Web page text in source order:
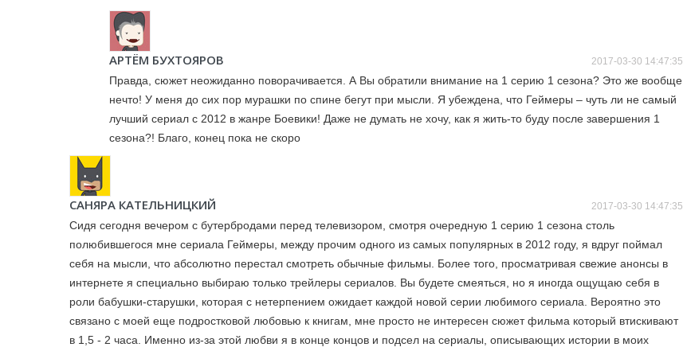
АРТЁМ БУХТОЯРОВ 2017-03-30 14:47:35
Правда, сюжет неожиданно поворачивается. А Вы обратили внимание на 1 серию 1 сезона? Это же вообще
нечто! У меня до сих пор мурашки по спине бегут при мысли. Я убеждена, что Геймеры – чуть ли не самый
лучший сериал с 2012 в жанре Боевики! Даже не думать не хочу, как я жить-то буду после завершения 1
сезона?! Благо, конец пока не скоро
САНЯРА КАТЕЛЬНИЦКИЙ 2017-03-30 14:47:35
Сидя сегодня вечером с бутербродами перед телевизором, смотря очередную 1 серию 1 сезона столь
полюбившегося мне сериала Геймеры, между прочим одного из самых популярных в 2012 году, я вдруг поймал
себя на мысли, что абсолютно перестал смотреть обычные фильмы. Более того, просматривая свежие анонсы в
интернете я специально выбираю только трейлеры сериалов. Вы будете смеяться, но я иногда ощущаю себя в
роли бабушки-старушки, которая с нетерпением ожидает каждой новой серии любимого сериала. Вероятно это
связано с моей еще подростковой любовью к книгам, мне просто не интересен сюжет фильма который втискивают
в 1,5 - 2 часа. Именно из-за этой любви я в конце концов и подсел на сериалы, описывающих истории в моих